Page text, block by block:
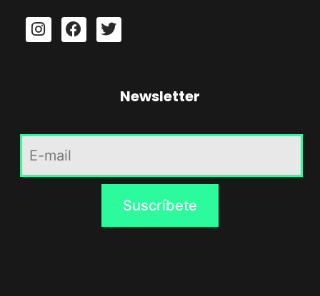
Newsletter